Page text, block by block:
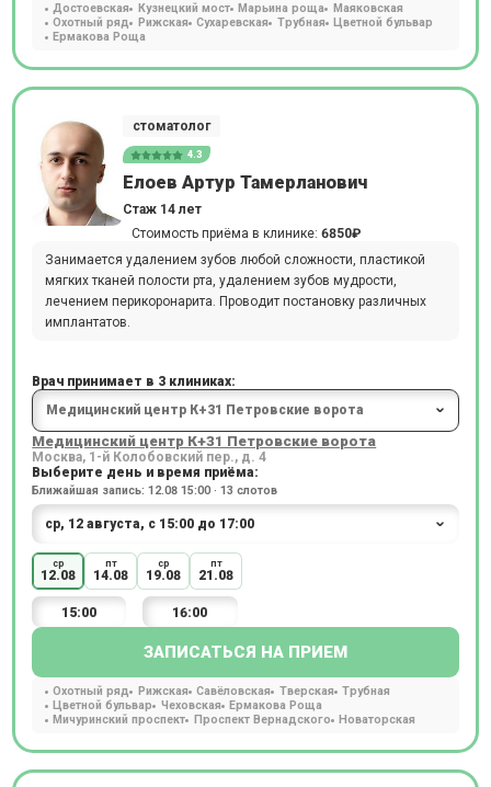
Достоевская Кузнецкий мост Марьина роща
Маяковская
Охотный ряд
Рижская Сухаревская Трубная
Цветной бульвар
Ермакова Роща
стоматолог
4.3
Елоев Артур Тамерланович
Стаж 14 лет
Стоимость приёма в клинике: 6850₽
Занимается удалением зубов любой сложности, пластикой
мягких тканей полости рта, удалением зубов мудрости,
лечением перикоронарита. Проводит постановку различных
имплантатов.
Врач принимает в 3 клиниках:
Медицинский центр К+31 Петровские ворота
Москва, 1-й Колобовский пер., д. 4
Выберите день и время приёма:
Ближайшая запись: 12.08 15:00 · 13 слотов
ср
12.08
пт
14.08
ср
19.08
пт
21.08
15:00 16:00
ЗАПИСАТЬСЯ НА ПРИЕМ
Охотный ряд Рижская Савёловская Тверская
Трубная
Цветной бульвар
Чеховская
Ермакова Роща
Мичуринский проспект
Проспект Вернадского Новаторская